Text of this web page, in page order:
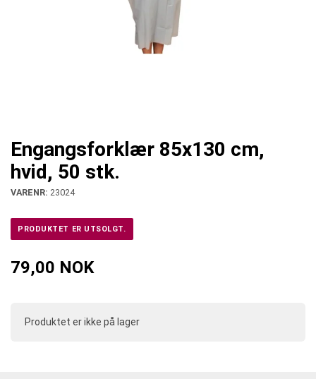
Engangsforklær 85x130 cm,
hvid, 50 stk.
VARENR: 23024
PRODUKTET ER UTSOLGT.
79,00 NOK
Produktet er ikke på lager